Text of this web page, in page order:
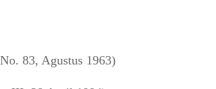
83, Agustus 1963)